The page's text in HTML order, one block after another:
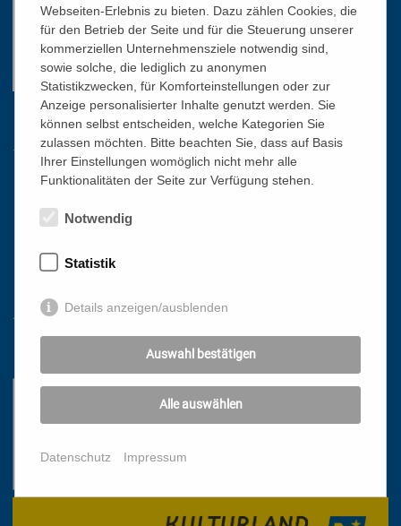
Links
HOME
NEWSLETTER
DATENSCHUTZ
AGB
Mit freundlicher Unterstützung
Webseiten-Erlebnis zu bieten. Dazu zählen Cookies, die
für den Betrieb der Seite und für die Steuerung unserer
kommerziellen Unternehmensziele notwendig sind,
sowie solche, die lediglich zu anonymen
Statistikzwecken, für Komforteinstellungen oder zur
Anzeige personalisierter Inhalte genutzt werden. Sie
können selbst entscheiden, welche Kategorien Sie
zulassen möchten. Bitte beachten Sie, dass auf Basis
Ihrer Einstellungen womöglich nicht mehr alle
Funktionalitäten der Seite zur Verfügung stehen.
Notwendig
Statistik
Details anzeigen/ausblenden
Auswahl bestätigen
Alle auswählen
Datenschutz Impressum